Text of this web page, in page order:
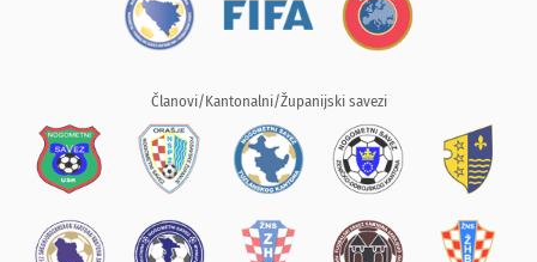
Članovi/Kantonalni/Županijski savezi